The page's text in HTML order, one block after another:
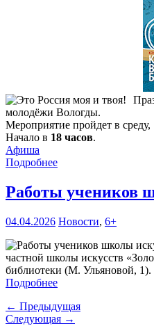
молодёжи Вологды.
Мероприятие пройдет в среду,
Начало в 18 часов.
Афиша
Подробнее
Работы учеников
04.04.2026 Новости, 6+
частной школы искусств
библиотеки (М. Ульяновой, 1).
Подробнее
← Предыдущая
Следующая →